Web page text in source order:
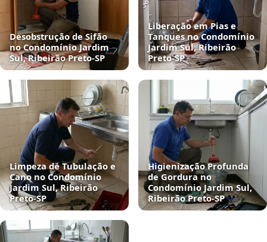
Desobstrução de Sifão
no Condomínio Jardim
Sul, Ribeirão Preto‑SP
Liberação em Pias e
Tanques no Condomínio
Jardim Sul, Ribeirão
Preto‑SP
Limpeza de Tubulação e
Cano no Condomínio
Jardim Sul, Ribeirão
Preto‑SP
Higienização Profunda
de Gordura no
Condomínio Jardim Sul,
Ribeirão Preto‑SP